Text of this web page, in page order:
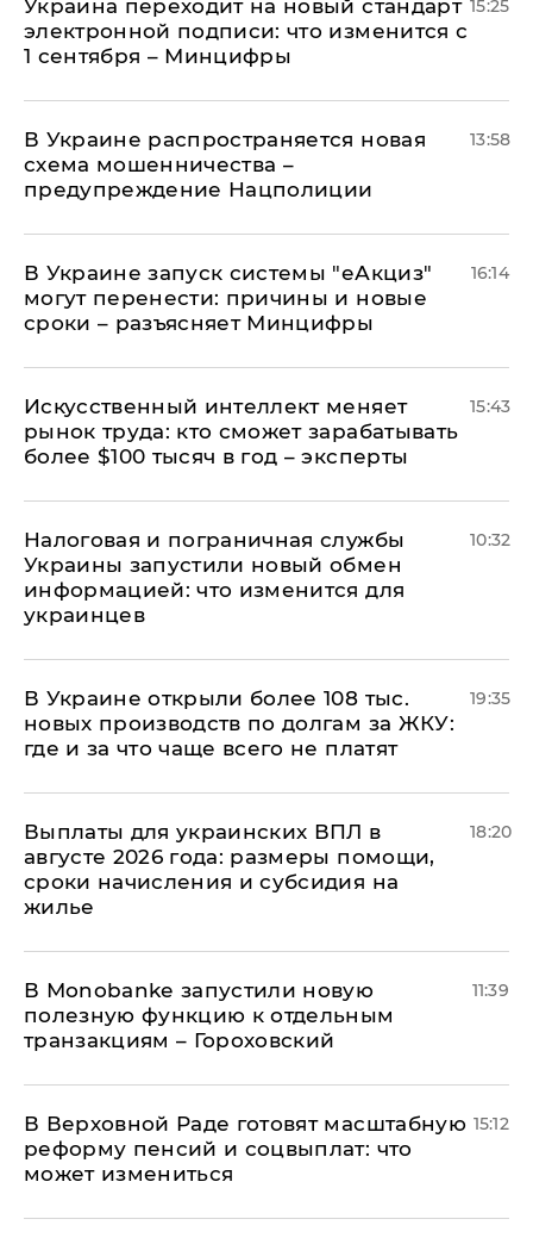
Украина переходит на новый стандарт
электронной подписи: что изменится с
1 сентября – Минцифры
15:25
В Украине распространяется новая
схема мошенничества –
предупреждение Нацполиции
13:58
В Украине запуск системы "еАкциз"
могут перенести: причины и новые
сроки – разъясняет Минцифры
16:14
Искусственный интеллект меняет
рынок труда: кто сможет зарабатывать
более $100 тысяч в год – эксперты
15:43
Налоговая и пограничная службы
Украины запустили новый обмен
информацией: что изменится для
украинцев
10:32
В Украине открыли более 108 тыс.
новых производств по долгам за ЖКУ:
где и за что чаще всего не платят
19:35
Выплаты для украинских ВПЛ в
августе 2026 года: размеры помощи,
сроки начисления и субсидия на
жилье
18:20
В Мonobankе запустили новую
полезную функцию к отдельным
транзакциям – Гороховский
11:39
В Верховной Раде готовят масштабную
реформу пенсий и соцвыплат: что
может измениться
15:12